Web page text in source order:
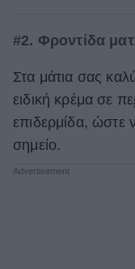
#2. Φροντίδα
Στα μάτια σας
ειδική κρέμα σε
επιδερμίδα, ώστε
σημείο.